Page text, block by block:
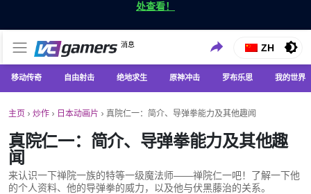
处查看！
VC游戏新闻
消息
仅在 VCGamers 获取最新的游戏新闻
ZH
移动传奇 自由射击 绝地求生 原神冲击 罗布乐思 我的世界
主页 › 炒作 › 日本动画片 › 真院仁一：简介、导弹拳能力及其他趣闻
真院仁一：简介、导弹拳能力及其他趣
闻
来认识一下禅院一族的特等一级魔法师——禅院仁一吧！了解一下他
的个人资料、他的导弹拳的威力，以及他与伏黑藤治的关系。